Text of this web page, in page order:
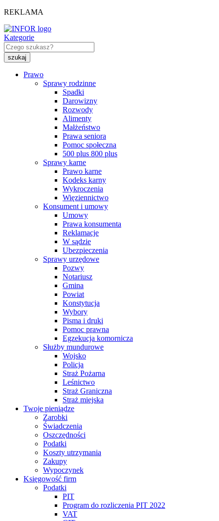
REKLAMA
Kategorie
Prawo
Sprawy rodzinne
Spadki
Darowizny
Rozwody
Alimenty
Małżeństwo
Prawa seniora
Pomoc społeczna
500 plus 800 plus
Sprawy karne
Prawo karne
Kodeks karny
Wykroczenia
Więziennictwo
Konsument i umowy
Umowy
Prawa konsumenta
Reklamacje
W sądzie
Ubezpieczenia
Sprawy urzędowe
Pozwy
Notariusz
Gmina
Powiat
Konstytucja
Wybory
Pisma i druki
Pomoc prawna
Egzekucja komornicza
Służby mundurowe
Wojsko
Policja
Straż Pożarna
Leśnictwo
Straż Graniczna
Straż miejska
Twoje pieniądze
Zarobki
Świadczenia
Oszczędności
Podatki
Koszty utrzymania
Zakupy
Wypoczynek
Księgowość firm
Podatki
PIT
Program do rozliczenia PIT 2022
VAT